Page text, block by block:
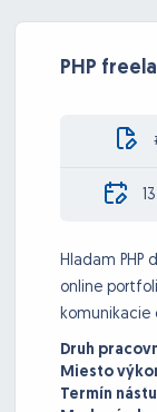
PHP
Hladam PHP
online
komunikacie
Druh
Miesto
Termín